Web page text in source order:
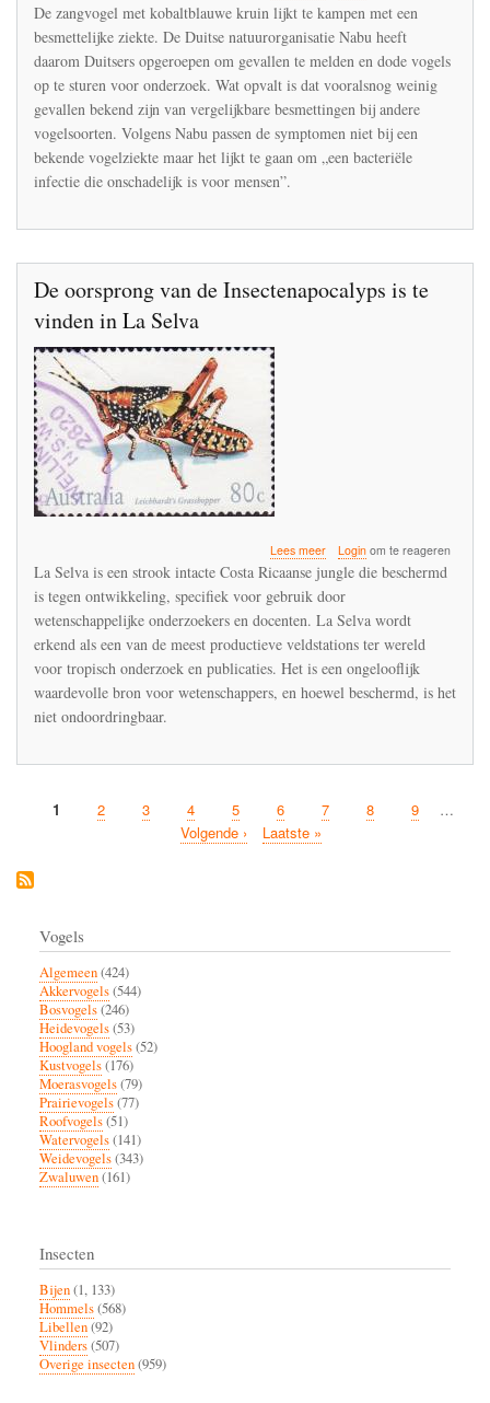
een
week
zijn
20.000
zieke
of
dode
Duitsland
De zangvogel met kobaltblauwe kruin lijkt te kampen met een
besmettelijke ziekte. De Duitse natuurorganisatie Nabu heeft
daarom Duitsers opgeroepen om gevallen te melden en dode vogels
op te sturen voor onderzoek. Wat opvalt is dat vooralsnog weinig
gevallen bekend zijn van vergelijkbare besmettingen bij andere
vogelsoorten. Volgens Nabu passen de symptomen niet bij een
bekende vogelziekte maar het lijkt te gaan om „een bacteriële
infectie die onschadelijk is voor mensen”.
De oorsprong van de Insectenapocalyps is te
vinden in La Selva
Lees meerover
oorsprong
van
de
Insectenapocalyps
te
vinden
Loginom te reageren
La Selva is een strook intacte Costa Ricaanse jungle die beschermd
is tegen ontwikkeling, specifiek voor gebruik door
wetenschappelijke onderzoekers en docenten. La Selva wordt
erkend als een van de meest productieve veldstations ter wereld
voor tropisch onderzoek en publicaties. Het is een ongelooflijk
waardevolle bron voor wetenschappers, en hoewel beschermd, is het
niet ondoordringbaar.
Huidige
1 Pagina
2 Pagina
3 Pagina
4 Pagina
5 Pagina
6 Pagina
7 Pagina
8 Pagina
9
…
Volgende
Volgende ›
Laatste
Laatste »
Vogels
Algemeen(424)
Akkervogels(544)
Bosvogels(246)
Heidevogels(53)
Hoogland vogels(52)
Kustvogels(176)
Moerasvogels(79)
Prairievogels(77)
Roofvogels(51)
Watervogels(141)
Weidevogels(343)
Zwaluwen(161)
Insecten
Bijen(1, 133)
Hommels(568)
Libellen(92)
Vlinders(507)
Overige insecten(959)